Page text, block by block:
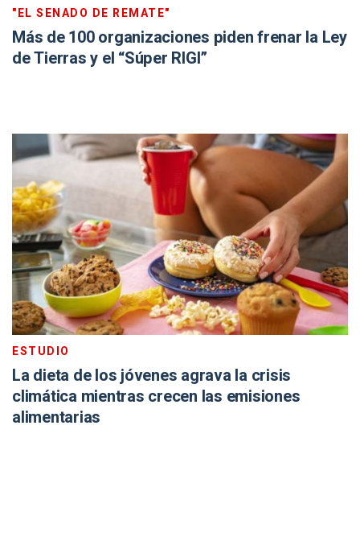
"EL SENADO DE REMATE"
Más de 100 organizaciones piden frenar la Ley
de Tierras y el “Súper RIGI”
ESTUDIO
La dieta de los jóvenes agrava la crisis
climática mientras crecen las emisiones
alimentarias